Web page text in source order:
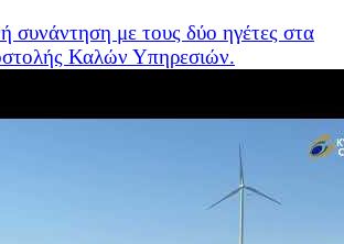
συνάντηση με τους δύο ηγέτες στα
Καλών Υπηρεσιών.